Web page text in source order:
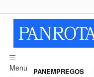
Menu PANEMPREGOS